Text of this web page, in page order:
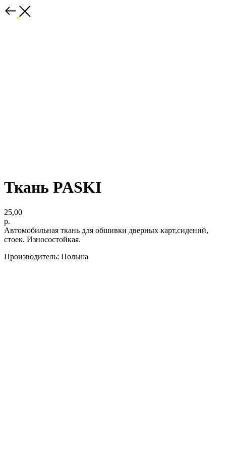
Ткань PASKI
25,00
р.
Автомобильная ткань для обшивки дверных карт,сидений,
стоек. Износостойкая.
Производитель: Польша